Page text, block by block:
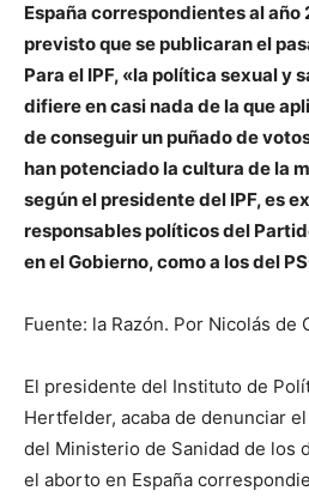
España correspondientes al año
previsto que se publicaran el
Para el IPF, «la política sexual y
difiere en casi nada de la que
de conseguir un puñado de
han potenciado la cultura de la
según el presidente del IPF, es
responsables políticos del
en el Gobierno, como a los del
Fuente: la Razón. Por Nicolás de
El presidente del Instituto de
Hertfelder, acaba de denunciar
del Ministerio de Sanidad de los
el aborto en España